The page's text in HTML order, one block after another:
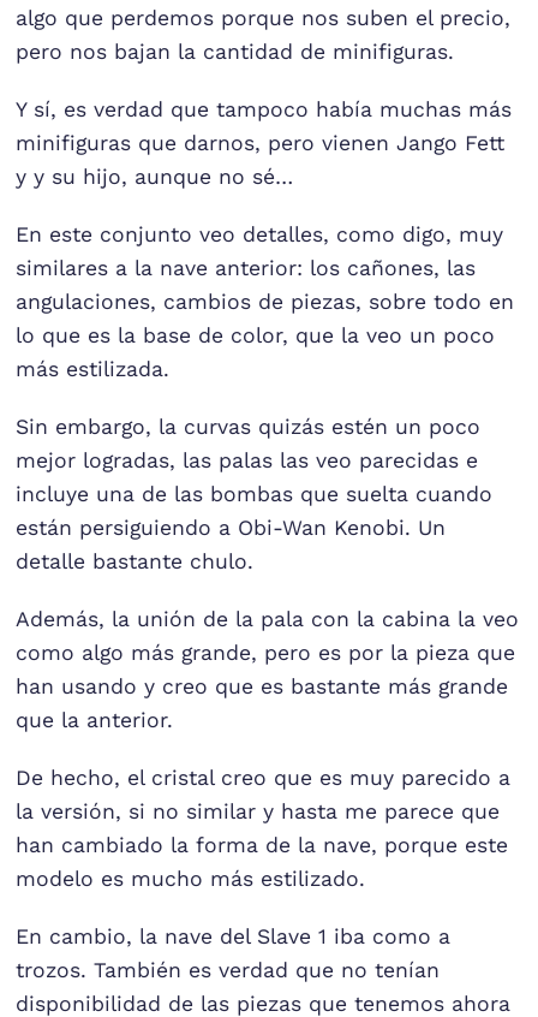
algo que perdemos porque nos suben el precio,
pero nos bajan la cantidad de minifiguras.
Y sí, es verdad que tampoco había muchas más
minifiguras que darnos, pero vienen Jango Fett
y y su hijo, aunque no sé…
En este conjunto veo detalles, como digo, muy
similares a la nave anterior: los cañones, las
angulaciones, cambios de piezas, sobre todo en
lo que es la base de color, que la veo un poco
más estilizada.
Sin embargo, la curvas quizás estén un poco
mejor logradas, las palas las veo parecidas e
incluye una de las bombas que suelta cuando
están persiguiendo a Obi-Wan Kenobi. Un
detalle bastante chulo.
Además, la unión de la pala con la cabina la veo
como algo más grande, pero es por la pieza que
han usando y creo que es bastante más grande
que la anterior.
De hecho, el cristal creo que es muy parecido a
la versión, si no similar y hasta me parece que
han cambiado la forma de la nave, porque este
modelo es mucho más estilizado.
En cambio, la nave del Slave 1 iba como a
trozos. También es verdad que no tenían
disponibilidad de las piezas que tenemos ahora